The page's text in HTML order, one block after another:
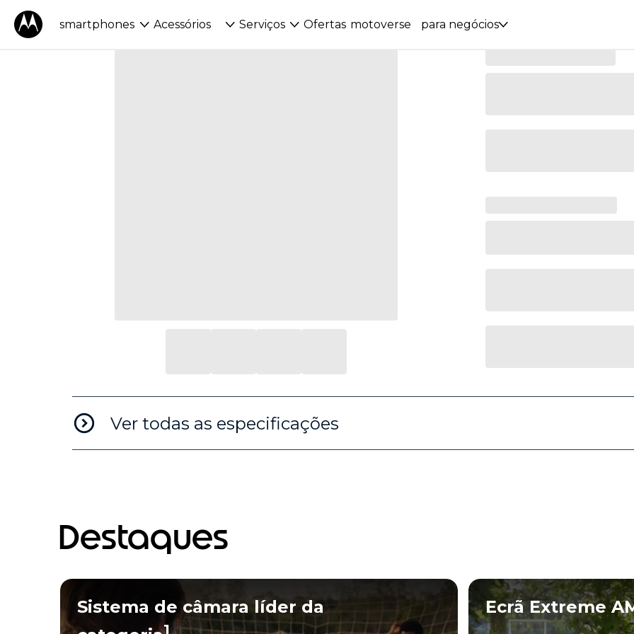
smartphones Acessórios Serviços Ofertas motoverse para negócios
Ver todas as especificações
Destaques
Sistema de câmara líder da
1
Ecrã Extreme